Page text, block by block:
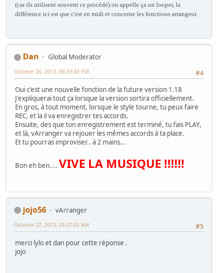
(car ils utilisent souvent ce procédé) on appelle ça un looper, la
différence ici est que c'est en midi et concerne les fonctions arrangeur.
Dan
Global Moderator
#4
October 26, 2013, 06:33:43 PM
Oui c'est une nouvelle fonction de la future version 1.18
J'expliquerai tout ça lorsque la version sortira officiellement.
En gros, à tout moment, lorsque le style tourne, tu peux faire
REC, et la il va enregistrer tes accords.
Ensuite, des que ton enregistrement est terminé, tu fais PLAY,
et là, vArranger va rejouer les mêmes accords à ta place.
Et tu pourras improviser.. à 2 mains...
Bon eh ben.... VIVE LA MUSIQUE !!!!!!
jojo56
vArranger
#5
October 27, 2013, 05:37:03 AM
merci lylo et dan pour cette réponse .
jojo